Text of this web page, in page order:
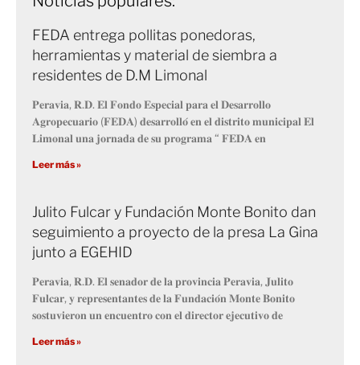
FEDA entrega pollitas ponedoras,
herramientas y material de siembra a
residentes de D.M Limonal
𝐏𝐞𝐫𝐚𝐯𝐢𝐚, 𝐑.𝐃. 𝐄𝐥 𝐅𝐨𝐧𝐝𝐨 𝐄𝐬𝐩𝐞𝐜𝐢𝐚𝐥 𝐩𝐚𝐫𝐚 𝐞𝐥 𝐃𝐞𝐬𝐚𝐫𝐫𝐨𝐥𝐥𝐨
𝐀𝐠𝐫𝐨𝐩𝐞𝐜𝐮𝐚𝐫𝐢𝐨 (𝐅𝐄𝐃𝐀) 𝐝𝐞𝐬𝐚𝐫𝐫𝐨𝐥𝐥𝐨́ 𝐞𝐧 𝐞𝐥 𝐝𝐢𝐬𝐭𝐫𝐢𝐭𝐨 𝐦𝐮𝐧𝐢𝐜𝐢𝐩𝐚𝐥 𝐄𝐥
𝐋𝐢𝐦𝐨𝐧𝐚𝐥 𝐮𝐧𝐚 𝐣𝐨𝐫𝐧𝐚𝐝𝐚 𝐝𝐞 𝐬𝐮 𝐩𝐫𝐨𝐠𝐫𝐚𝐦𝐚 “ 𝐅𝐄𝐃𝐀 𝐞𝐧
Leer más »
Julito Fulcar y Fundación Monte Bonito dan
seguimiento a proyecto de la presa La Gina
junto a EGEHID
𝐏𝐞𝐫𝐚𝐯𝐢𝐚, 𝐑.𝐃. 𝐄𝐥 𝐬𝐞𝐧𝐚𝐝𝐨𝐫 𝐝𝐞 𝐥𝐚 𝐩𝐫𝐨𝐯𝐢𝐧𝐜𝐢𝐚 𝐏𝐞𝐫𝐚𝐯𝐢𝐚, 𝐉𝐮𝐥𝐢𝐭𝐨
𝐅𝐮𝐥𝐜𝐚𝐫, 𝐲 𝐫𝐞𝐩𝐫𝐞𝐬𝐞𝐧𝐭𝐚𝐧𝐭𝐞𝐬 𝐝𝐞 𝐥𝐚 𝐅𝐮𝐧𝐝𝐚𝐜𝐢𝐨́𝐧 𝐌𝐨𝐧𝐭𝐞 𝐁𝐨𝐧𝐢𝐭𝐨
𝐬𝐨𝐬𝐭𝐮𝐯𝐢𝐞𝐫𝐨𝐧 𝐮𝐧 𝐞𝐧𝐜𝐮𝐞𝐧𝐭𝐫𝐨 𝐜𝐨𝐧 𝐞𝐥 𝐝𝐢𝐫𝐞𝐜𝐭𝐨𝐫 𝐞𝐣𝐞𝐜𝐮𝐭𝐢𝐯𝐨 𝐝𝐞
Leer más »